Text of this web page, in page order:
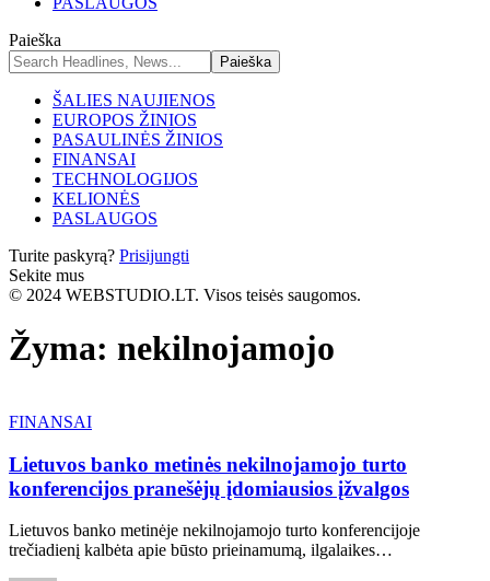
Paieška
ŠALIES NAUJIENOS
EUROPOS ŽINIOS
PASAULINĖS ŽINIOS
FINANSAI
TECHNOLOGIJOS
KELIONĖS
PASLAUGOS
Turite paskyrą? Prisijungti
Sekite mus
© 2024 WEBSTUDIO.LT. Visos teisės saugomos.
Žyma: nekilnojamojo
FINANSAI
Lietuvos banko metinės nekilnojamojo turto
konferencijos pranešėjų įdomiausios įžvalgos
Lietuvos banko metinėje nekilnojamojo turto konferencijoje
trečiadienį kalbėta apie būsto prieinamumą, ilgalaikes…